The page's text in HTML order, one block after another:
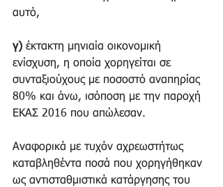
αυτό,
γ) έκτακτη μηνιαία οικονομική
ενίσχυση, η οποία χορηγείται σε
συνταξιούχους με ποσοστό αναπηρίας
80% και άνω, ισόποση με την παροχή
ΕΚΑΣ 2016 που απώλεσαν.
Αναφορικά με τυχόν αχρεωστήτως
καταβληθέντα ποσά που χορηγήθηκαν
ως αντισταθμιστικά κατάργησης του